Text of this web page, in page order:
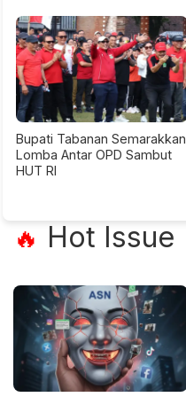
Bupati Tabanan Semarakkan
Lomba Antar OPD Sambut
HUT RI
🔥 Hot Issue